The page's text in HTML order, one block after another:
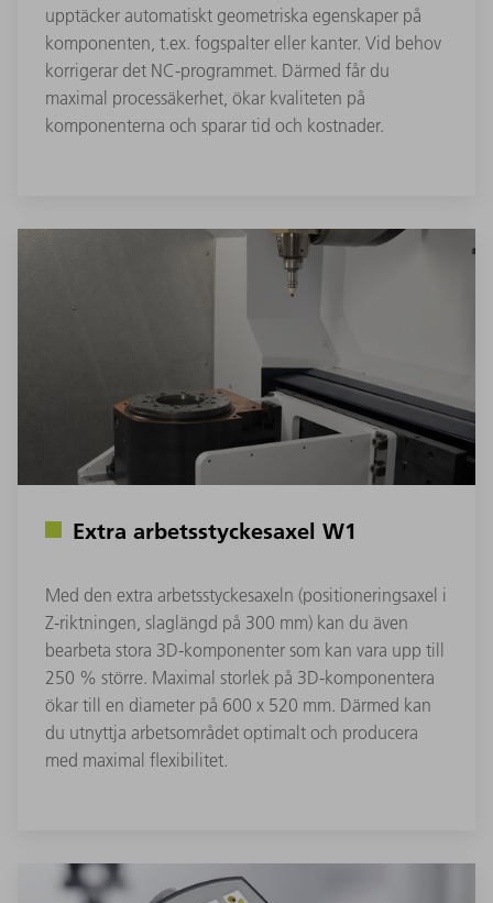
upptäcker automatiskt geometriska egenskaper på
komponenten, t.ex. fogspalter eller kanter. Vid behov
korrigerar det NC-programmet. Därmed får du
maximal processäkerhet, ökar kvaliteten på
komponenterna och sparar tid och kostnader.
Extra arbetsstyckesaxel W1
Med den extra arbetsstyckesaxeln (positioneringsaxel i
Z-riktningen, slaglängd på 300 mm) kan du även
bearbeta stora 3D-komponenter som kan vara upp till
250 % större. Maximal storlek på 3D-komponentera
ökar till en diameter på 600 x 520 mm. Därmed kan
du utnyttja arbetsområdet optimalt och producera
med maximal flexibilitet.